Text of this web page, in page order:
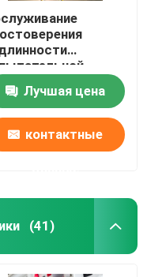
теста
Лучшая цена
контактные
(41)